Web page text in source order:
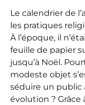
Le calendrier de
les pratiques
À l’époque, il
feuille de papier
jusqu’à Noël.
modeste objet
séduire un public
évolution ?